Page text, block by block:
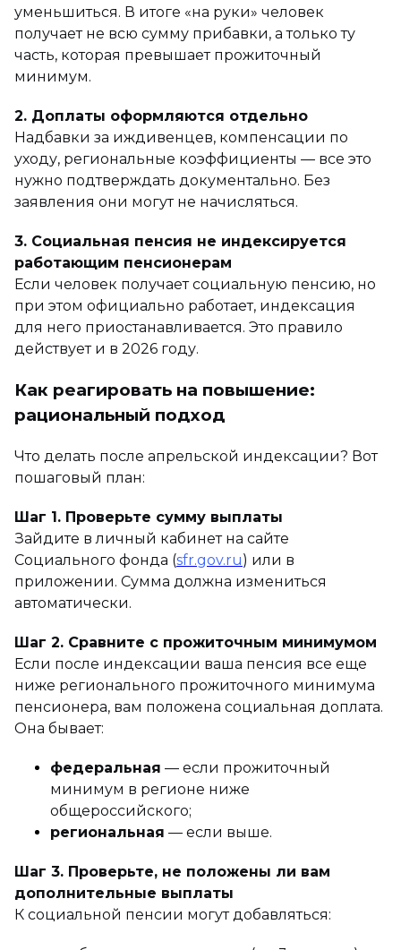
уменьшиться. В итоге «на руки» человек
получает не всю сумму прибавки, а только ту
часть, которая превышает прожиточный
минимум.
2. Доплаты оформляются отдельно
Надбавки за иждивенцев, компенсации по
уходу, региональные коэффициенты — все это
нужно подтверждать документально. Без
заявления они могут не начисляться.
3. Социальная пенсия не индексируется
работающим пенсионерам
Если человек получает социальную пенсию, но
при этом официально работает, индексация
для него приостанавливается. Это правило
действует и в 2026 году.
Как реагировать на повышение:
рациональный подход
Что делать после апрельской индексации? Вот
пошаговый план:
Шаг 1. Проверьте сумму выплаты
Зайдите в личный кабинет на сайте
Социального фонда (sfr.gov.ru) или в
приложении. Сумма должна измениться
автоматически.
Шаг 2. Сравните с прожиточным минимумом
Если после индексации ваша пенсия все еще
ниже регионального прожиточного минимума
пенсионера, вам положена социальная доплата.
Она бывает:
федеральная — если прожиточный
минимум в регионе ниже
общероссийского;
региональная — если выше.
Шаг 3. Проверьте, не положены ли вам
дополнительные выплаты
К социальной пенсии могут добавляться: